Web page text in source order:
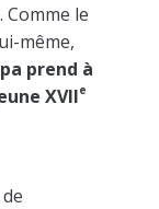
Comme le
même,
prend à
XVIIe
de